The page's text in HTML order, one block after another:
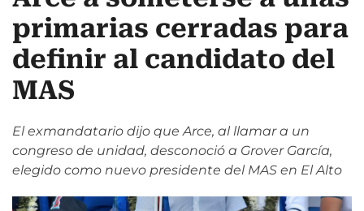
primarias cerradas para
definir al candidato del
MAS
El exmandatario dijo que Arce, al llamar a un
congreso de unidad, desconoció a Grover García,
elegido como nuevo presidente del MAS en El Alto